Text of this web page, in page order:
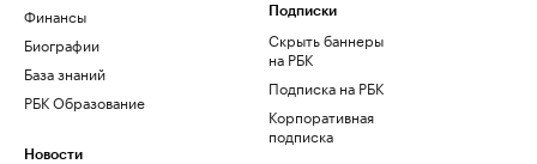
Финансы
Биографии
База знаний
РБК Образование
Новости
Подписки
Скрыть баннеры
на РБК
Подписка на РБК
Корпоративная
подписка